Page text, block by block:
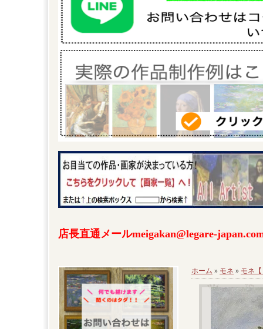
店長直通メールmeigakan@legare-
ホーム » モネ » モネ